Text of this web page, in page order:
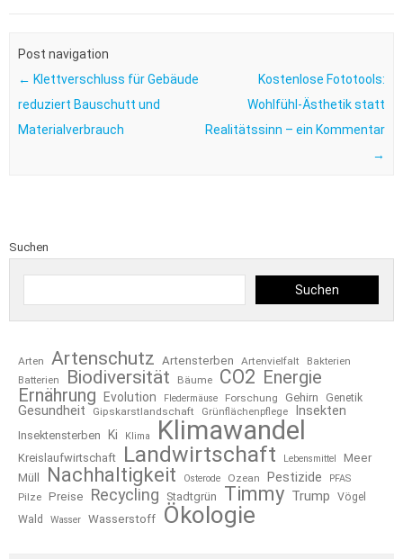
Post navigation
← Klettverschluss für Gebäude
reduziert Bauschutt und
Materialverbrauch
Kostenlose Fototools:
Wohlfühl-Ästhetik statt
Realitätssinn – ein Kommentar
→
Suchen
Suchen
Arten Artenschutz Artensterben Artenvielfalt
Bakterien
Batterien
Biodiversität Bäume CO2 Energie
Ernährung
Evolution Fledermäuse Forschung Gehirn Genetik
Gesundheit Gipskarstlandschaft Grünflächenpflege Insekten
Insektensterben Ki Klima Klimawandel
Kreislaufwirtschaft Landwirtschaft Lebensmittel
Meer
Müll
Nachhaltigkeit Osterode Ozean Pestizide PFAS
Pilze Preise Recycling Stadtgrün Timmy Trump
Vögel
Wald
Wasser Wasserstoff Ökologie